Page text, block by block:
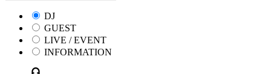
DJ
GUEST
LIVE / EVENT
INFORMATION